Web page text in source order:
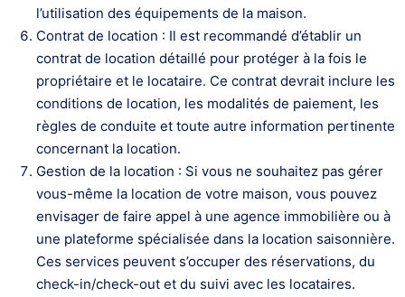
l’utilisation des équipements de la maison.
Contrat de location : Il est recommandé d’établir un
contrat de location détaillé pour protéger à la fois le
propriétaire et le locataire. Ce contrat devrait inclure les
conditions de location, les modalités de paiement, les
règles de conduite et toute autre information pertinente
concernant la location.
Gestion de la location : Si vous ne souhaitez pas gérer
vous-même la location de votre maison, vous pouvez
envisager de faire appel à une agence immobilière ou à
une plateforme spécialisée dans la location saisonnière.
Ces services peuvent s’occuper des réservations, du
check-in/check-out et du suivi avec les locataires.